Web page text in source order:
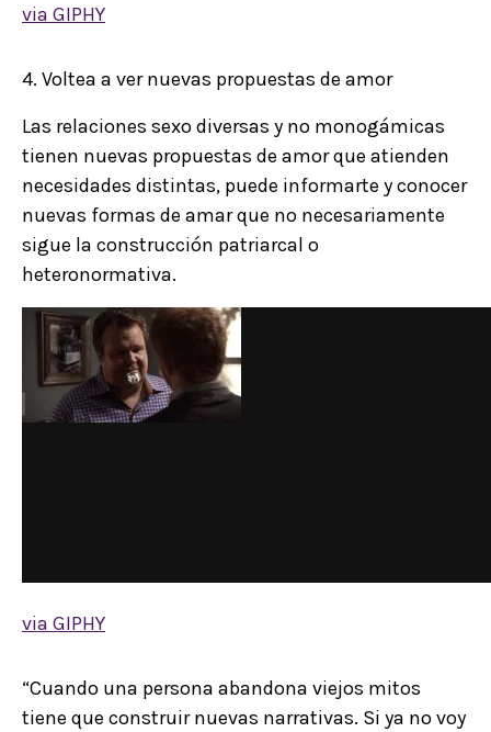
via GIPHY
4. Voltea a ver nuevas propuestas de amor
Las relaciones sexo diversas y no monogámicas
tienen nuevas propuestas de amor que atienden
necesidades distintas, puede informarte y conocer
nuevas formas de amar que no necesariamente
sigue la construcción patriarcal o
heteronormativa.
via GIPHY
“Cuando una persona abandona viejos mitos
tiene que construir nuevas narrativas. Si ya no voy